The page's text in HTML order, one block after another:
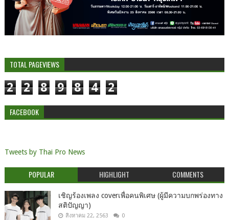
TOTAL PAGEVIEWS
2 2 8 9 8 4 2
FACEBOOK
Tweets by Thai Pro News
POPULAR HIGHLIGHT COMMENTS
เชิญร้องเพลง coverเพื่อคนพิเศษ (ผู้มีความบกพร่องทาง
สติปัญญา)
สิงหาคม 22, 2563 0